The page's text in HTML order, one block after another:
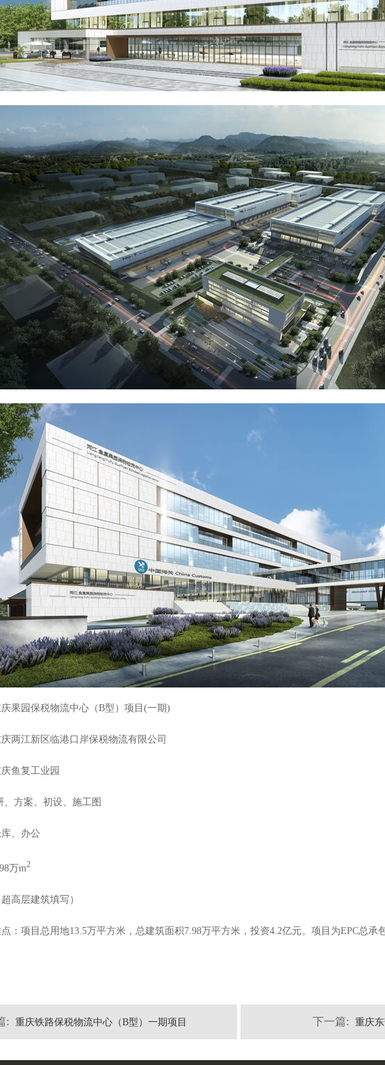
果园保税物流中心（B型）项目(一期)
两江新区临港口岸保税物流有限公司
鱼复工业园
、方案、初设、施工图
、办公
万m2
高层建筑填写）
：项目总用地13.5万平方米，总建筑面积7.98万平方米，投资4.2亿元。项目为EPC总
: 重庆铁路保税物流中心（B型）一期项目 下一篇: 重庆